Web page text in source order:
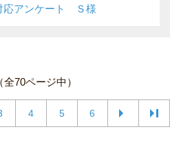
応アンケート Ｓ様
70ページ中）
4 5 6